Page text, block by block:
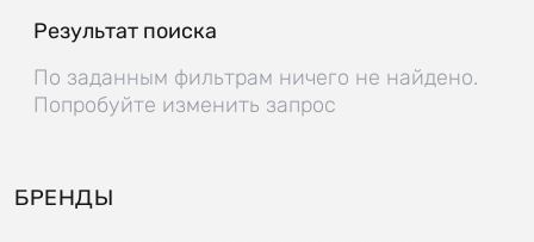
Результат поиска
По заданным фильтрам ничего не найдено.
Попробуйте изменить запрос
БРЕНДЫ